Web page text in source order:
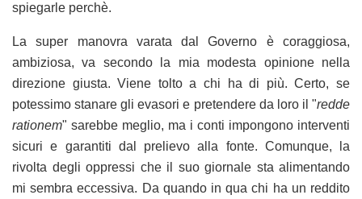
spiegarle perchè.
La super manovra varata dal Governo è coraggiosa,
ambiziosa, va secondo la mia modesta opinione nella
direzione giusta. Viene tolto a chi ha di più. Certo, se
potessimo stanare gli evasori e pretendere da loro il "redde
rationem" sarebbe meglio, ma i conti impongono interventi
sicuri e garantiti dal prelievo alla fonte. Comunque, la
rivolta degli oppressi che il suo giornale sta alimentando
mi sembra eccessiva. Da quando in qua chi ha un reddito